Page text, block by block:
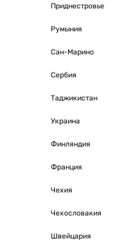
Приднестровье
Румыния
Сан-Марино
Сербия
Таджикистан
Украина
Финляндия
Франция
Чехия
Чехословакия
Швейцария